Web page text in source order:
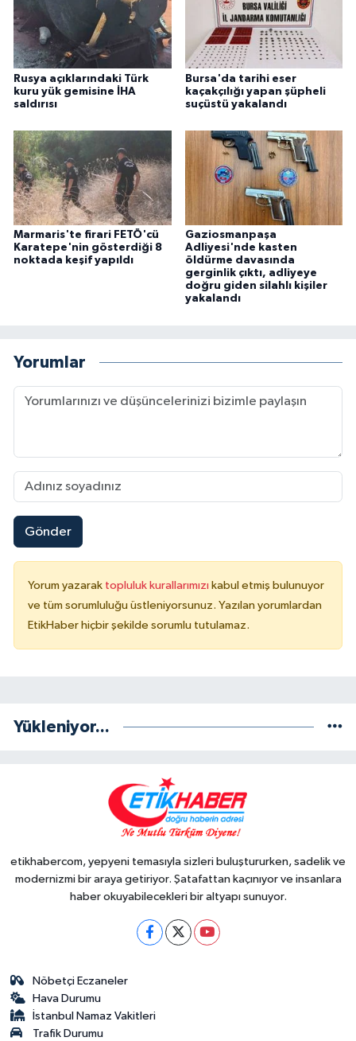
Rusya açıklarındaki Türk
kuru yük gemisine İHA
saldırısı
Bursa'da tarihi eser
kaçakçılığı yapan şüpheli
suçüstü yakalandı
Marmaris'te firari FETÖ'cü
Karatepe'nin gösterdiği 8
noktada keşif yapıldı
Gaziosmanpaşa
Adliyesi'nde kasten
öldürme davasında
gerginlik çıktı, adliyeye
doğru giden silahlı kişiler
yakalandı
Yorumlar
Gönder
Yorum yazarak topluluk kurallarımızı kabul etmiş bulunuyor
ve tüm sorumluluğu üstleniyorsunuz. Yazılan yorumlardan
EtikHaber hiçbir şekilde sorumlu tutulamaz.
Yükleniyor...
etikhabercom, yepyeni temasıyla sizleri buluştururken, sadelik ve
modernizmi bir araya getiriyor. Şatafattan kaçınıyor ve insanlara
haber okuyabilecekleri bir altyapı sunuyor.
Nöbetçi Eczaneler
Hava Durumu
İstanbul Namaz Vakitleri
Trafik Durumu